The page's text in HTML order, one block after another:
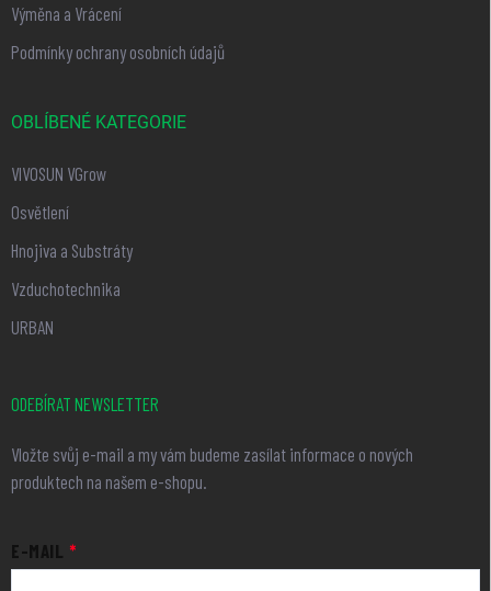
Výměna a Vrácení
Podmínky ochrany osobních údajů
OBLÍBENÉ KATEGORIE
VIVOSUN VGrow
Osvětlení
Hnojiva a Substráty
Vzduchotechnika
URBAN
ODEBÍRAT NEWSLETTER
Vložte svůj e-mail a my vám budeme zasílat informace o nových
produktech na našem e-shopu.
E-MAIL